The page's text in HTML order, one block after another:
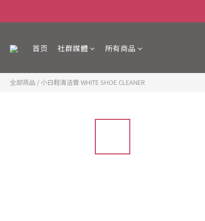
首页 社群媒體 所有商品
全部商品 /小白鞋清洁膏 WHITE SHOE CLEANER